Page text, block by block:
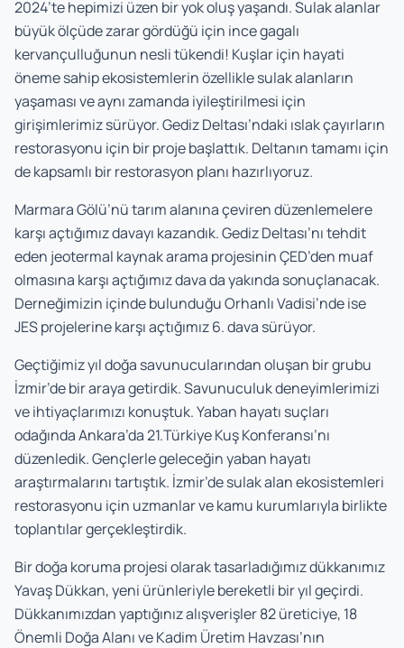
2024’te hepimizi üzen bir yok oluş yaşandı. Sulak alanlar
büyük ölçüde zarar gördüğü için ince gagalı
kervançulluğunun nesli tükendi! Kuşlar için hayati
öneme sahip ekosistemlerin özellikle sulak alanların
yaşaması ve aynı zamanda iyileştirilmesi için
girişimlerimiz sürüyor. Gediz Deltası’ndaki ıslak çayırların
restorasyonu için bir proje başlattık. Deltanın tamamı için
de kapsamlı bir restorasyon planı hazırlıyoruz.
Marmara Gölü’nü tarım alanına çeviren düzenlemelere
karşı açtığımız davayı kazandık. Gediz Deltası’nı tehdit
eden jeotermal kaynak arama projesinin ÇED’den muaf
olmasına karşı açtığımız dava da yakında sonuçlanacak.
Derneğimizin içinde bulunduğu Orhanlı Vadisi’nde ise
JES projelerine karşı açtığımız 6. dava sürüyor.
Geçtiğimiz yıl doğa savunucularından oluşan bir grubu
İzmir’de bir araya getirdik. Savunuculuk deneyimlerimizi
ve ihtiyaçlarımızı konuştuk. Yaban hayatı suçları
odağında Ankara’da 21.Türkiye Kuş Konferansı’nı
düzenledik. Gençlerle geleceğin yaban hayatı
araştırmalarını tartıştık. İzmir’de sulak alan ekosistemleri
restorasyonu için uzmanlar ve kamu kurumlarıyla birlikte
toplantılar gerçekleştirdik.
Bir doğa koruma projesi olarak tasarladığımız dükkanımız
Yavaş Dükkan, yeni ürünleriyle bereketli bir yıl geçirdi.
Dükkanımızdan yaptığınız alışverişler 82 üreticiye, 18
Önemli Doğa Alanı ve Kadim Üretim Havzası’nın